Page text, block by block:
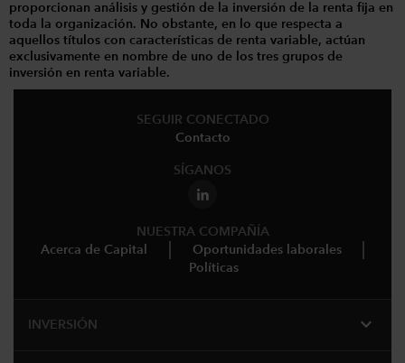
proporcionan análisis y gestión de la inversión de la renta fija en
toda la organización. No obstante, en lo que respecta a
aquellos títulos con características de renta variable, actúan
exclusivamente en nombre de uno de los tres grupos de
inversión en renta variable.
SEGUIR CONECTADO
Contacto
SÍGANOS
NUESTRA COMPAÑÍA
Acerca de Capital
Oportunidades laborales
Políticas
INVERSIÓN expand_more